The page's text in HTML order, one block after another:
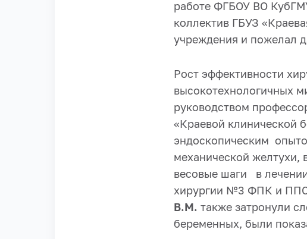
работе ФГБОУ ВО
коллектив ГБУЗ
учреждения и пожелал
Рост эффективности
высокотехнологичных
руководством
«Краевой клинической
эндоскопическим
механической желтухи,
весовые шаги в
хирургии №3 ФПК и ППС
В.М. также затронули
беременных, были